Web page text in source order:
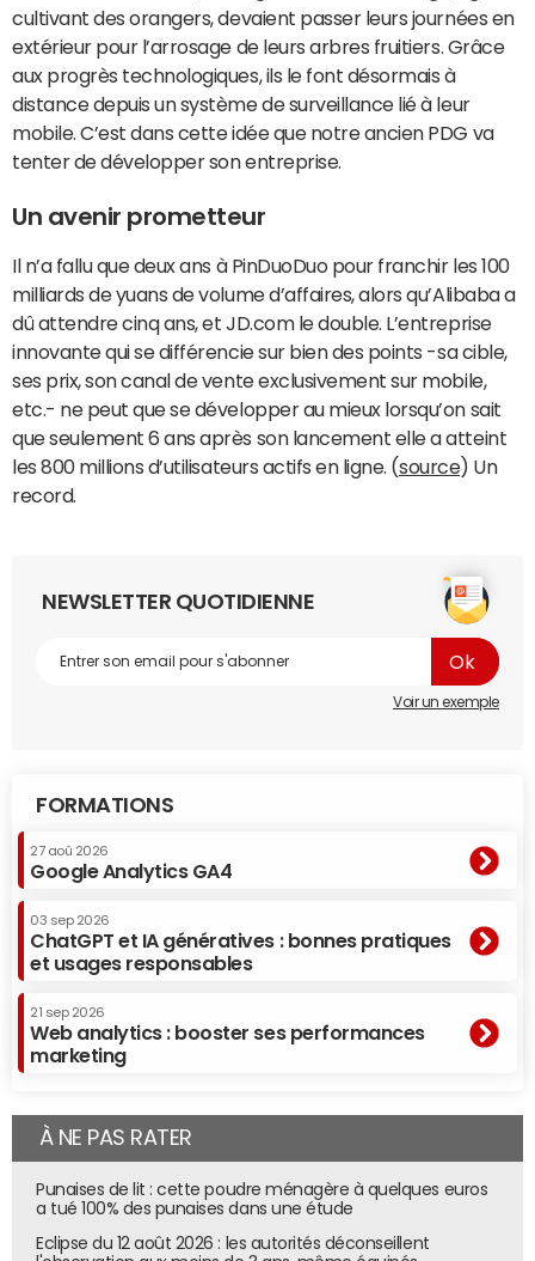
cultivant des orangers, devaient passer leurs journées en
extérieur pour l’arrosage de leurs arbres fruitiers. Grâce
aux progrès technologiques, ils le font désormais à
distance depuis un système de surveillance lié à leur
mobile. C’est dans cette idée que notre ancien PDG va
tenter de développer son entreprise.
Un avenir prometteur
Il n’a fallu que deux ans à PinDuoDuo pour franchir les 100
milliards de yuans de volume d’affaires, alors qu’Alibaba a
dû attendre cinq ans, et JD.com le double. L’entreprise
innovante qui se différencie sur bien des points -sa cible,
ses prix, son canal de vente exclusivement sur mobile,
etc.- ne peut que se développer au mieux lorsqu’on sait
que seulement 6 ans après son lancement elle a atteint
les 800 millions d’utilisateurs actifs en ligne. (source) Un
record.
NEWSLETTER QUOTIDIENNE
Voir un exemple
FORMATIONS
27 aoû 2026
Google Analytics GA4
03 sep 2026
ChatGPT et IA génératives : bonnes pratiques
et usages responsables
21 sep 2026
Web analytics : booster ses performances
marketing
À NE PAS RATER
Punaises de lit : cette poudre ménagère à quelques euros
a tué 100% des punaises dans une étude
Eclipse du 12 août 2026 : les autorités déconseillent